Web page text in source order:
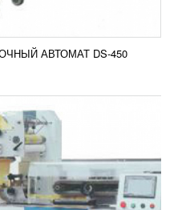
АВТОМАТ DS-450
BDP-680